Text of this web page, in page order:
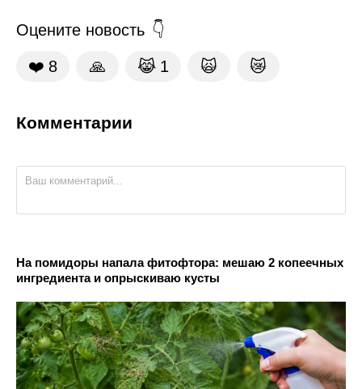
Оцените новость
❤️ 8 🙏 😹 1 🙀 😿
Комментарии
На помидоры напала фитофтора: мешаю 2 копеечных
ингредиента и опрыскиваю кусты